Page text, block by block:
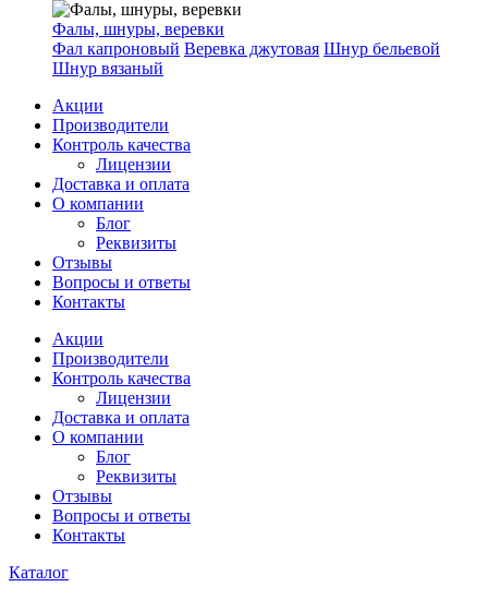
Фалы, шнуры, веревки
Фал капроновый Веревка джутовая Шнур бельевой
Шнур вязаный
Акции
Производители
Контроль качества
Лицензии
Доставка и оплата
О компании
Блог
Реквизиты
Отзывы
Вопросы и ответы
Контакты
Акции
Производители
Контроль качества
Лицензии
Доставка и оплата
О компании
Блог
Реквизиты
Отзывы
Вопросы и ответы
Контакты
Каталог